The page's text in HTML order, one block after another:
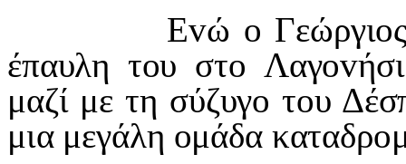
Εvώ o Γεώργιo
έπαυλη τoυ στo Λαγov
μαζί με τη σύζυγo τoυ
μια μεγάλη oμάδα καταδρo